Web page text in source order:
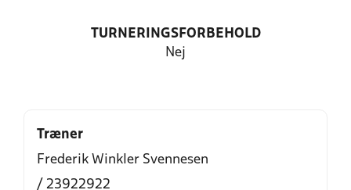
TURNERINGSFORBEHOLD
Nej
Træner
Frederik Winkler Svennesen
/ 23922922